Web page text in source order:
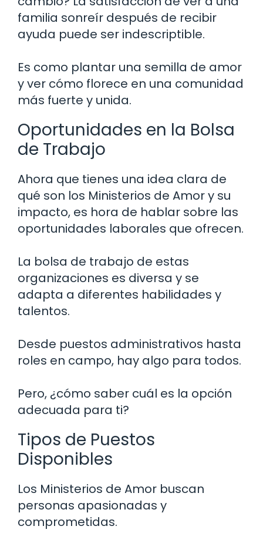
familia sonreír después de recibir
ayuda puede ser indescriptible.
Es como plantar una semilla de amor
y ver cómo florece en una comunidad
más fuerte y unida.
Oportunidades en la Bolsa
de Trabajo
Ahora que tienes una idea clara de
qué son los Ministerios de Amor y su
impacto, es hora de hablar sobre las
oportunidades laborales que ofrecen.
La bolsa de trabajo de estas
organizaciones es diversa y se
adapta a diferentes habilidades y
talentos.
Desde puestos administrativos hasta
roles en campo, hay algo para todos.
Pero, ¿cómo saber cuál es la opción
adecuada para ti?
Tipos de Puestos
Disponibles
Los Ministerios de Amor buscan
personas apasionadas y
comprometidas.